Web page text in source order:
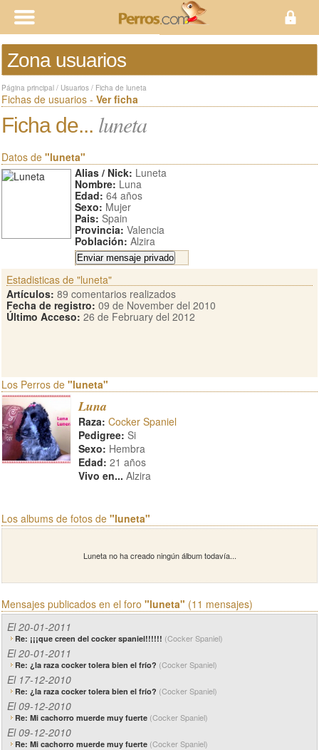
Zona usuarios
Página principal / Usuarios / Ficha de luneta
Fichas de usuarios - Ver ficha
Ficha de... luneta
Datos de "luneta"
Alias / Nick: Luneta
Nombre: Luna
Edad: 64 años
Sexo: Mujer
Pais: Spain
Provincia: Valencia
Población: Alzira
Estadisticas de "luneta"
Artículos: 89 comentarios realizados
Fecha de registro: 09 de November del 2010
Último Acceso: 26 de February del 2012
Los Perros de "luneta"
Luna
Raza: Cocker Spaniel
Pedigree: Si
Sexo: Hembra
Edad: 21 años
Vivo en... Alzira
Los albums de fotos de "luneta"
Luneta no ha creado ningún álbum todavía...
Mensajes publicados en el foro "luneta" (11 mensajes)
El 20-01-2011
Re: ¡¡¡que creen del cocker spaniel!!!!!! (Cocker Spaniel)
El 20-01-2011
Re: ¿la raza cocker tolera bien el frío? (Cocker Spaniel)
El 17-12-2010
Re: ¿la raza cocker tolera bien el frío? (Cocker Spaniel)
El 09-12-2010
Re: Mi cachorro muerde muy fuerte (Cocker Spaniel)
El 09-12-2010
Re: Mi cachorro muerde muy fuerte (Cocker Spaniel)